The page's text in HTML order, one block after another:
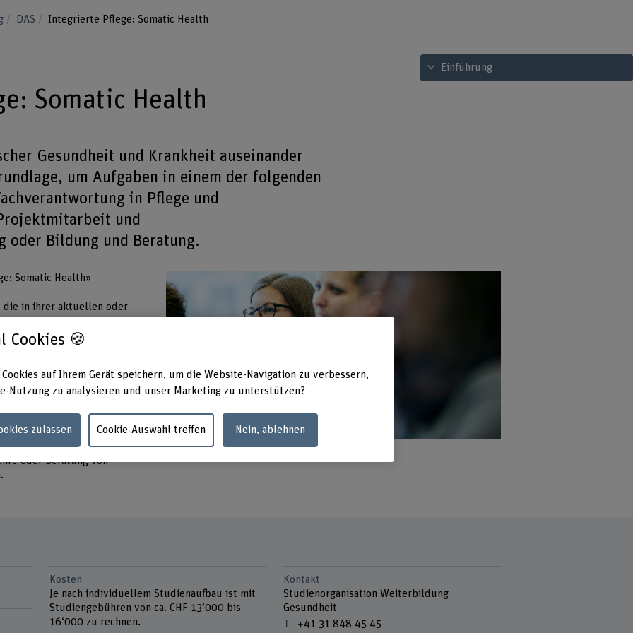
DAS Integrierte Pflege: Somatic Health
Inhaltsverzeichnis ansehen
Einführung
Somatic Health
Gesundheit und Krankheit auseinander
um Aufgaben in einem der folgenden
in Pflege und
und
oder Bildung und Beratung.
Somatic Health»
die in ihrer aktuellen oder
Fragen zur somatischen
sind.
bzw. Rollenfindung in
Gesundheit:
Bildung und
Patient*innensituationen,
oder bei der
oder Beratung von
Kosten
Je nach individuellem Studienaufbau ist mit
Studiengebühren von ca. CHF 13’000 bis
16‘000 zu rechnen.
Kontakt
Studienorganisation Weiterbildung
Gesundheit
+41 31 848 45 45
Cookies 🍪
auf Ihrem Gerät speichern, um die Website-Navigation zu verbessern,
Nutzung zu analysieren und unser Marketing zu unterstützen?
zulassen Cookie-Auswahl treffen Nein, ablehnen